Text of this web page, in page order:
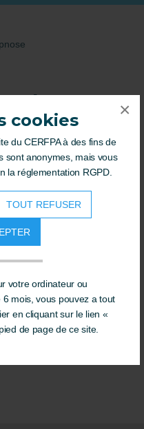
cookies
du CERFPA à des fins de
sont anonymes, mais vous
la réglementation RGPD.
TOUT REFUSER
votre ordinateur ou
mois, vous pouvez a tout
en cliquant sur le lien «
de page de ce site.
×
de ma
hypnose
Elodie ont fait preuve d'un
nous guider subtilement de
détecter les capacités
à les utiliser de
tout cela avec
active inoubliable.
décuplée.